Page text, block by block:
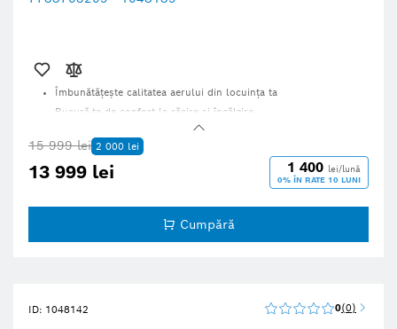
Îmbunătăţeşte calitatea aerului din locuinţa ta
Bucură-te de confort la răcire şi încălzire
Produs fiabil şi eficient, pentru toate anotimpurile
Conectivitate disponibilă opţional
15 999 lei 2 000 lei
13 999 lei 1 400 lei/lună
0% ÎN RATE 10 LUNI
Cumpără
ID: 1048142 0 0